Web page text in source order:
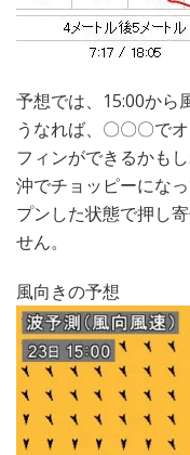
予想では、15:00から
うなれば、〇〇〇で
フィンができるかも
沖でチョッピーにな
プンした状態で押し
せん。
風向きの予想